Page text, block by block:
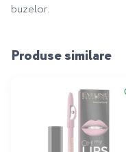
buzelor.
Produse similare